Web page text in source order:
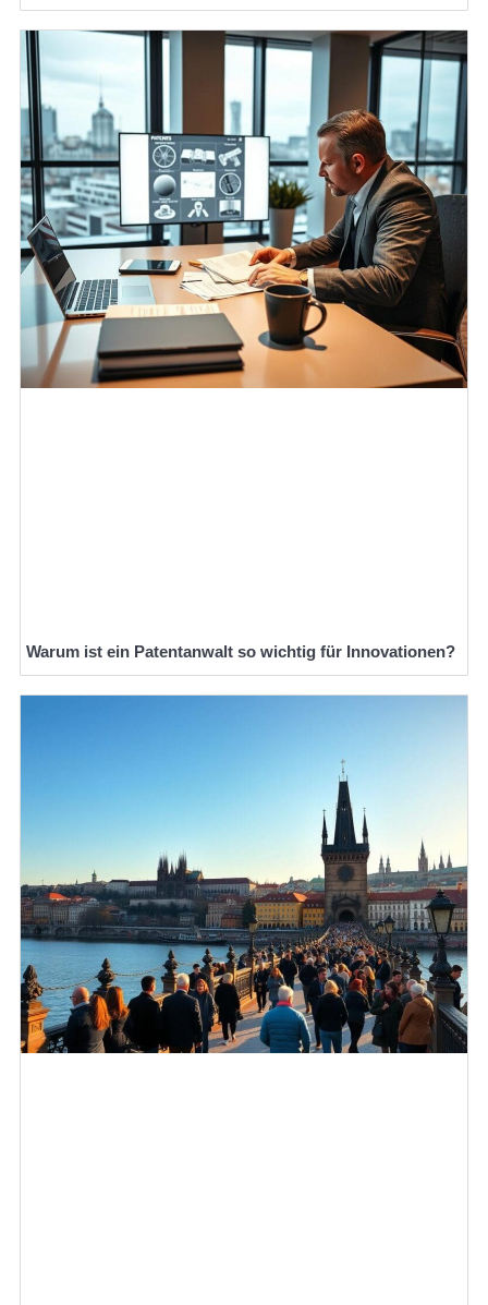
Warum ist ein Patentanwalt so wichtig für Innovationen?